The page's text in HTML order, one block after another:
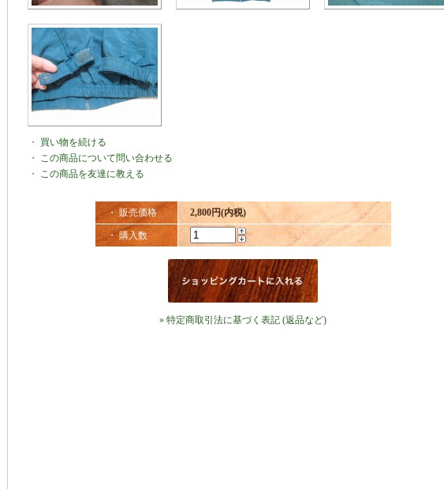
・ 買い物を続ける
・ この商品について問い合わせる
・ この商品を友達に教える
・ 販売価格 2,800円(内税)
・ 購入数
» 特定商取引法に基づく表記 (返品など)